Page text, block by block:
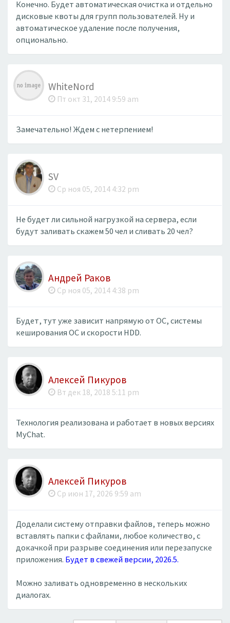
Конечно. Будет автоматическая очистка и отдельно
дисковые квоты для групп пользователей. Ну и
автоматическое удаление после получения,
опционально.
WhiteNord
Пт окт 31, 2014 9:59 am
Замечательно! Ждем с нетерпением!
SV
Ср ноя 05, 2014 4:32 pm
Не будет ли сильной нагрузкой на сервера, если
будут заливать скажем 50 чел и сливать 20 чел?
Андрей Раков
Ср ноя 05, 2014 4:38 pm
Будет, тут уже зависит напрямую от ОС, системы
кеширования ОС и скорости HDD.
Алексей Пикуров
Вт дек 18, 2018 5:11 pm
Технология реализована и работает в новых версиях
MyChat.
Алексей Пикуров
Ср июн 17, 2026 9:59 am
Доделали систему отправки файлов, теперь можно
вставлять папки с файлами, любое количество, с
докачкой при разрыве соединения или перезапуске
приложения. Будет в свежей версии, 2026.5.
Можно заливать одновременно в нескольких
диалогах.